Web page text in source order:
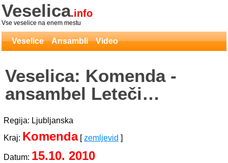
Veselica.info
Vse veselice na enem mestu
Veselice Ansambli Video
Veselica: Komenda -
ansambel Leteči
Regija: Ljubljanska
Kraj: Komenda [zemljevid ]
Datum: 15.10. 2010